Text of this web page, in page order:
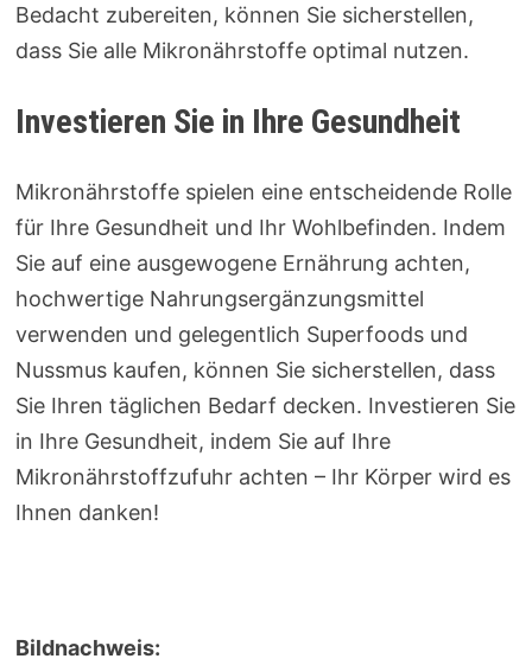
Bedacht zubereiten, können Sie sicherstellen,
dass Sie alle Mikronährstoffe optimal nutzen.
Investieren Sie in Ihre Gesundheit
Mikronährstoffe spielen eine entscheidende Rolle
für Ihre Gesundheit und Ihr Wohlbefinden. Indem
Sie auf eine ausgewogene Ernährung achten,
hochwertige Nahrungsergänzungsmittel
verwenden und gelegentlich Superfoods und
Nussmus kaufen, können Sie sicherstellen, dass
Sie Ihren täglichen Bedarf decken. Investieren Sie
in Ihre Gesundheit, indem Sie auf Ihre
Mikronährstoffzufuhr achten – Ihr Körper wird es
Ihnen danken!
Bildnachweis: